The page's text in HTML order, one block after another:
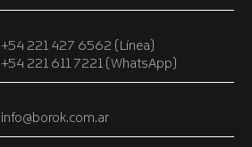
+54 221 427 6562 (Línea)
+54 221 611 7221 (WhatsApp)
info@borok.com.ar